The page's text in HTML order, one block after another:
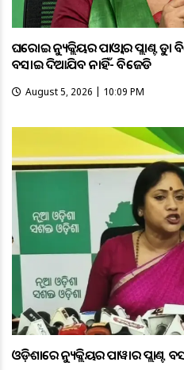
ଘରୋଇ ନ୍ୟୁକ୍ଲିୟର ପାଓ୍ବାର ପ୍ଲାଣ୍ଟକୁ
ବସାଇ ଦିଆଯିବ ନାହିଁ- ବିଜେଡି
August 5, 2026 | 10:09 PM
ଓଡ଼ିଶାରେ ନ୍ୟୁକ୍ଲିୟର ପାୱାର ପ୍ଲାଣ୍ଟ